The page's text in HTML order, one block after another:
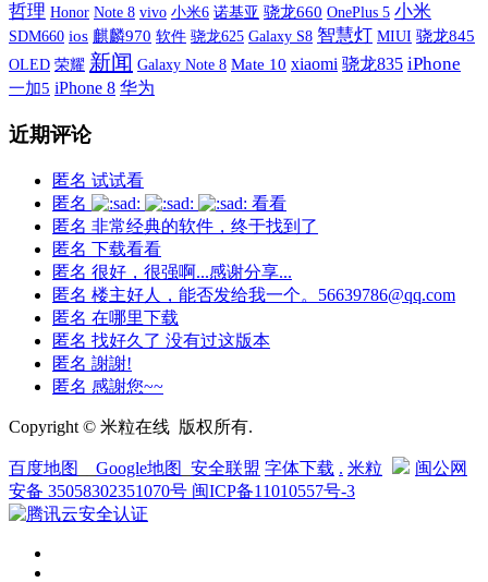
哲理 Honor Note 8 vivo 小米6 诺基亚 骁龙660 OnePlus 5 小米
SDM660 ios 麒麟970 软件 骁龙625 Galaxy S8 智慧灯 MIUI 骁龙845
OLED 荣耀 新闻 Galaxy Note 8 Mate 10 xiaomi 骁龙835 iPhone
一加5 iPhone 8 华为
近期评论
匿名 试试看
匿名
看看
匿名 非常经典的软件，终于找到了
匿名 下载看看
匿名 很好，很强啊...感谢分享...
匿名 楼主好人，能否发给我一个。56639786@qq.com
匿名 在哪里下载
匿名 找好久了 没有过这版本
匿名 謝謝!
匿名 感謝您~~
Copyright © 米粒在线 版权所有.
百度地图 Google地图 安全联盟 字体下载 . 米粒
闽公网
安备 35058302351070号 闽ICP备11010557号-3